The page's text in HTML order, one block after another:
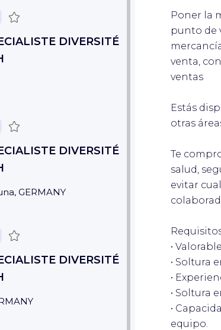
Guardar
DIVERSITÉ
Guardar
DIVERSITÉ
GERMANY
Guardar
DIVERSITÉ
Poner la
punto de
venta,
ventas
Estás
otras
Te
salud,
evitar
•
• Soltura
•
• Soltura
•
equipo.